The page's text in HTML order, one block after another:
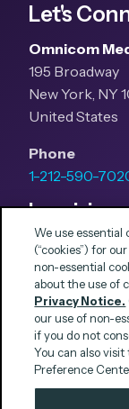
Let's
Omnicom
195 Broadway
New York, NY
United States
Phone
1-212-590-
Inquiries
New Business
Press Inquiries
Quick
About Us
Privacy
We use essential
(“cookies”) for
non-essential
about the use of
Privacy Notice.
our use of non-
if you do not
You can also
Preference